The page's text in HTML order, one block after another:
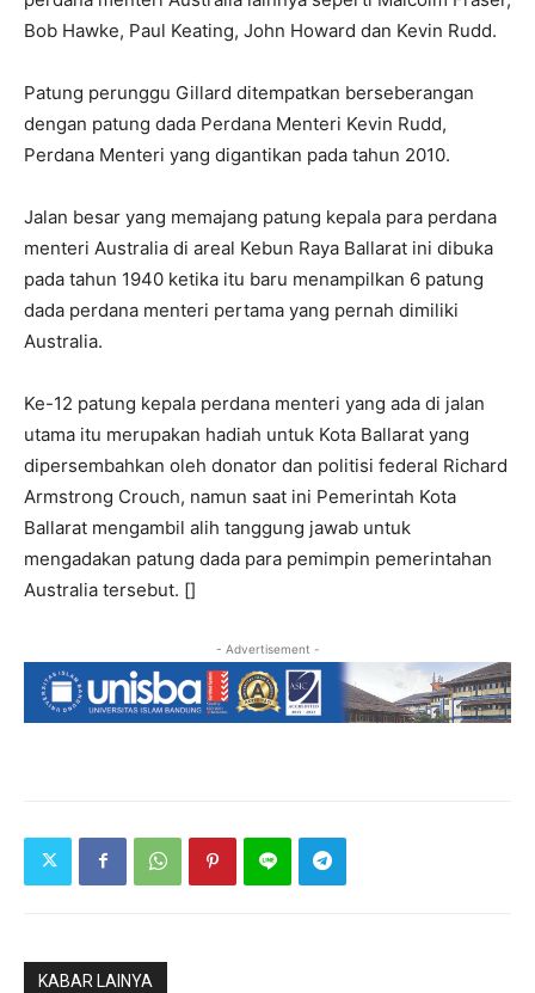
Bob Hawke, Paul Keating, John Howard dan Kevin Rudd.
Patung perunggu Gillard ditempatkan berseberangan
dengan patung dada Perdana Menteri Kevin Rudd,
Perdana Menteri yang digantikan pada tahun 2010.
Jalan besar yang memajang patung kepala para perdana
menteri Australia di areal Kebun Raya Ballarat ini dibuka
pada tahun 1940 ketika itu baru menampilkan 6 patung
dada perdana menteri pertama yang pernah dimiliki
Australia.
Ke-12 patung kepala perdana menteri yang ada di jalan
utama itu merupakan hadiah untuk Kota Ballarat yang
dipersembahkan oleh donator dan politisi federal Richard
Armstrong Crouch, namun saat ini Pemerintah Kota
Ballarat mengambil alih tanggung jawab untuk
mengadakan patung dada para pemimpin pemerintahan
Australia tersebut. []
- Advertisement -
KABAR LAINYA